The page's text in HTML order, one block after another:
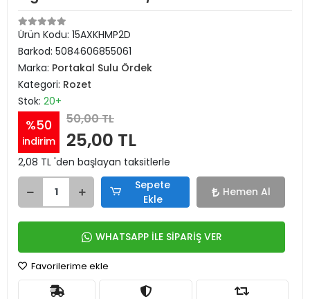
Ürün Kodu: 15AXKHMP2D
Barkod: 5084606855061
Marka: Portakal Sulu Ördek
Kategori: Rozet
Stok: 20+
%50
indirim
50,00 TL
25,00 TL
2,08 TL 'den başlayan taksitlerle
Sepete
Ekle
Hemen Al
WHATSAPP İLE SİPARİŞ VER
Favorilerime ekle